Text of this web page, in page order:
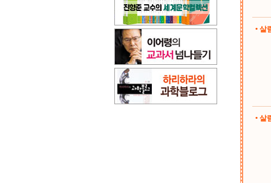
• 살
• 살